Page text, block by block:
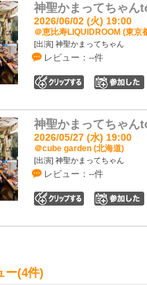
神聖かまってちゃん
2026/06/02 (火) 19:00
＠恵比寿LIQUIDROOM (東京
[出演] 神聖かまってちゃん
レビュー：--件
神聖かまってちゃん
2026/05/27 (水) 19:00
＠cube garden (北海道)
[出演] 神聖かまってちゃん
レビュー：--件
ー(4件)